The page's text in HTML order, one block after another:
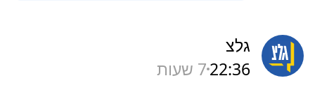
גלצ
22:367 שעות